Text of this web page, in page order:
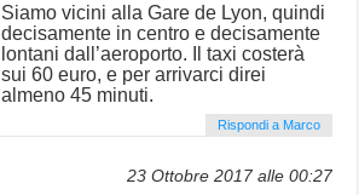
Siamo vicini alla Gare de Lyon, quindi
decisamente in centro e decisamente
lontani dall’aeroporto. Il taxi costerà
sui 60 euro, e per arrivarci direi
almeno 45 minuti.
Rispondi a Marco
23 Ottobre 2017 alle 00:27